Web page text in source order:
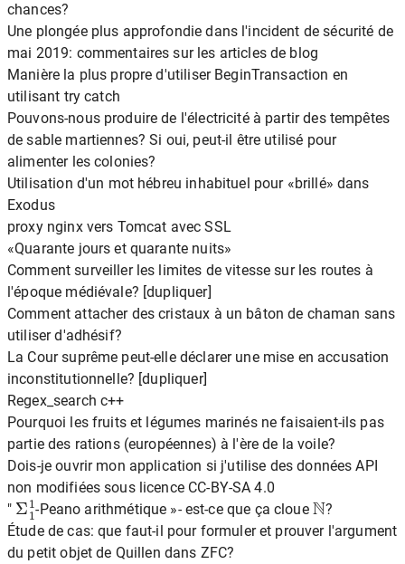
chances?
Une plongée plus approfondie dans l'incident de sécurité de
mai 2019: commentaires sur les articles de blog
Manière la plus propre d'utiliser BeginTransaction en
utilisant try catch
Pouvons-nous produire de l'électricité à partir des tempêtes
de sable martiennes? Si oui, peut-il être utilisé pour
alimenter les colonies?
Utilisation d'un mot hébreu inhabituel pour «brillé» dans
Exodus
proxy nginx vers Tomcat avec SSL
«Quarante jours et quarante nuits»
Comment surveiller les limites de vitesse sur les routes à
l'époque médiévale? [dupliquer]
Comment attacher des cristaux à un bâton de chaman sans
utiliser d'adhésif?
La Cour suprême peut-elle déclarer une mise en accusation
inconstitutionnelle? [dupliquer]
Regex_search c++
Pourquoi les fruits et légumes marinés ne faisaient-ils pas
partie des rations (européennes) à l'ère de la voile?
Dois-je ouvrir mon application si j'utilise des données API
non modifiées sous licence CC-BY-SA 4.0
"
Σ1 1
-Peano arithmétique »- est-ce que ça cloue
N
?
Étude de cas: que faut-il pour formuler et prouver l'argument
du petit objet de Quillen dans ZFC?